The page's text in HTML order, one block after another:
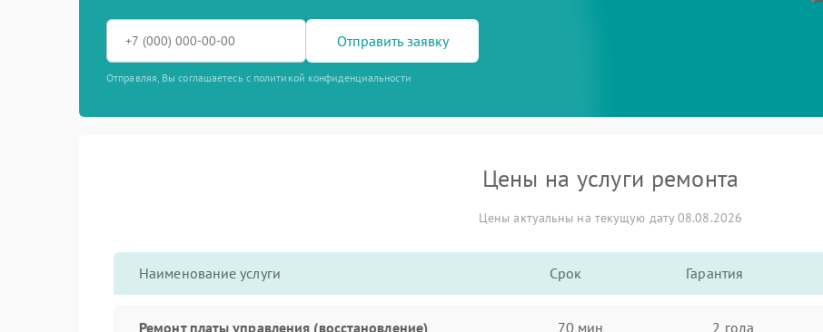
Отправить заявку
Отправляя, Вы соглашаетесь с политикой конфиденциальности
Цены на услуги ремонта
Цены актуальны на текущую дату 08.08.2026
Наименование услуги Срок Гарантия
Ремонт платы управления (восстановление) 70 мин 2 года